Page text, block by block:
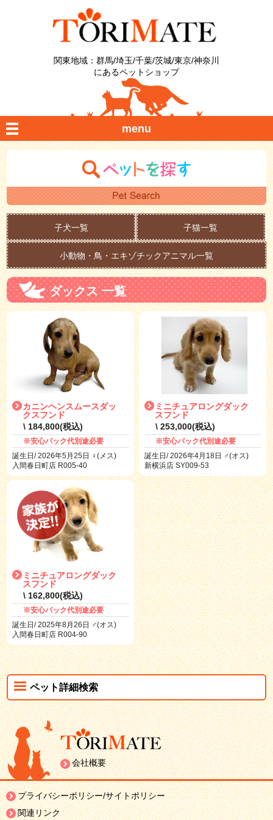
関東地域：群馬/埼玉/千葉/茨城/東京/神奈川
にあるペットショップ
menu
子犬一覧 子猫一覧
小動物・鳥・エキゾチックアニマル一覧
ダックス 一覧
カニンヘンスムースダッ
クスフンド
\ 184,800(税込)
※安心パック代別途必要
誕生日/ 2026年5月25日 ♀(メス)
入間春日町店 R005-40
ミニチュアロングダック
スフンド
\ 253,000(税込)
※安心パック代別途必要
誕生日/ 2026年4月18日 ♂(オス)
新横浜店 SY009-53
ミニチュアロングダック
スフンド
\ 162,800(税込)
※安心パック代別途必要
誕生日/ 2025年8月26日 ♂(オス)
入間春日町店 R004-90
ペット詳細検索
会社概要
プライバシーポリシー/サイトポリシー
関連リンク